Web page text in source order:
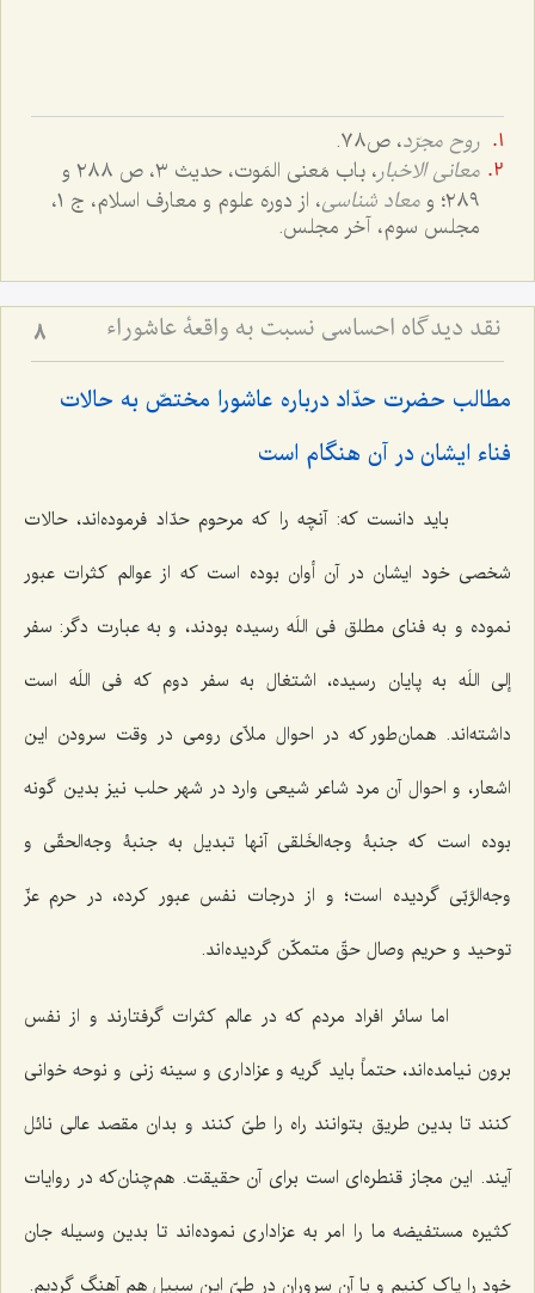
روح مجرّد، ص٧٨.
معانی الاخبار
، باب مَعنی المَوت، حدیث ٣، ص ٢٨٨ و
٢٨٩؛ و
معاد شناسی
، از دوره علوم و معارف اسلام، ج ١،
مجلس سوم، آخر مجلس.
نقد دیدگاه احساسی نسبت به واقعۀ عاشوراء 8
مطالب حضرت حدّاد درباره عاشورا مختصّ به حالات
فناء ایشان در آن هنگام است‌
باید دانست که: آنچه را که مرحوم حدّاد فرموده‌اند، حالات
شخصی خود ایشان در آن أوان بوده است که از عوالم کثرات عبور
نموده و به فنای مطلق فی اللَه رسیده بودند، و به عبارت دگر: سفر
إلی اللَه به پایان رسیده، اشتغال به سفر دوم که فی اللَه است
داشته‌اند. همان‌طور که در احوال ملاّی رومی در وقت سرودن این
اشعار، و احوال آن مرد شاعر شیعی وارد در شهر حلب نیز بدین گونه
بوده است که جنبۀ وجه‌الخَلقی آنها تبدیل به جنبۀ وجه‌الحقّی و
وجه‌الرَّبّی گردیده است؛ و از درجات نفس عبور کرده، در حرم عزّ
توحید و حریم وصال حقّ متمکّن گردیده‌اند.
اما سائر افراد مردم که در عالم کثرات گرفتارند و از نفس
برون نیامده‌اند، حتماً باید گریه و عزاداری و سینه زنی و نوحه خوانی
کنند تا بدین طریق بتوانند راه را طیّ کنند و بدان مقصد عالی نائل
آیند. این مجاز قنطره‌ای است برای آن حقیقت. هم‌چنان‌که در روایات
کثیره مستفیضه ما را امر به عزاداری نموده‌اند تا بدین وسیله جان
خود را پاک کنیم و با آن سروران در طیّ این سبیل هم آهنگ گردیم.